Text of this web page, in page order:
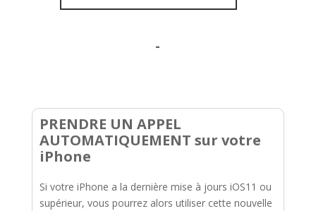
-
PRENDRE UN APPEL
AUTOMATIQUEMENT sur votre
iPhone
Si votre iPhone a la dernière mise à jours iOS11 ou
supérieur, vous pourrez alors utiliser cette nouvelle